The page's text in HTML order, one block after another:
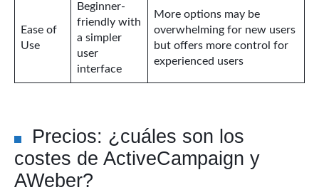
Ease of
Use
Beginner-
friendly with
a simpler
user
interface
More options may be
overwhelming for new users
but offers more control for
experienced users
Precios: ¿cuáles son los
costes de ActiveCampaign y
AWeber?